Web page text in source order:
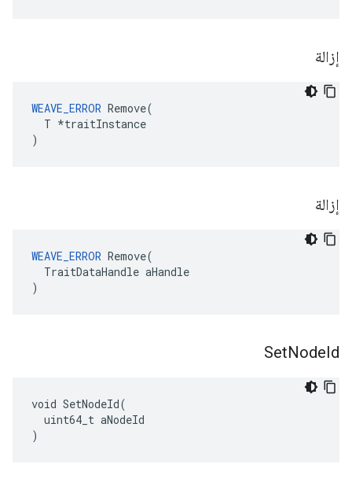
إزالة
WEAVE_ERROR Remove(
  T *traitInstance
)
إزالة
WEAVE_ERROR Remove(
  TraitDataHandle aHandle
)
SetNodeId
void SetNodeId(
  uint64_t aNodeId
)